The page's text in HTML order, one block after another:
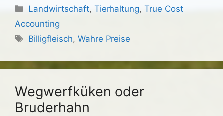
Kategorien
Landwirtschaft,Tierhaltung,True Cost
Accounting
Schlagwörter
Billigfleisch,Wahre Preise
Wegwerfküken oder
Bruderhahn